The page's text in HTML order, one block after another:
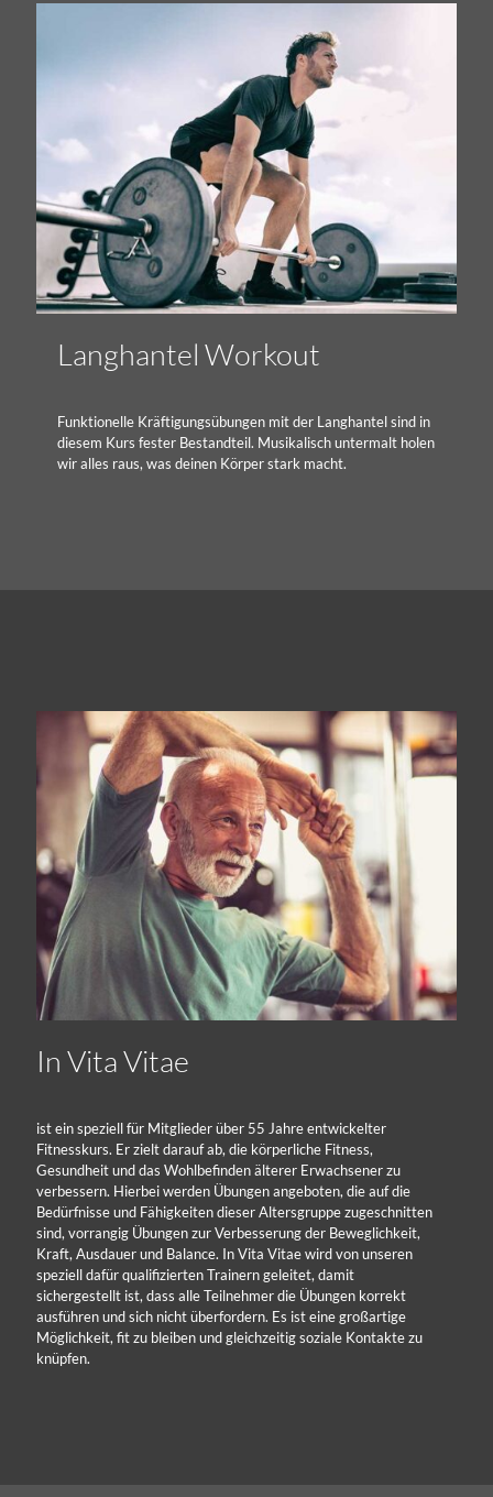
Langhantel Workout
Funktionelle Kräftigungsübungen mit der Langhantel sind in
diesem Kurs fester Bestandteil. Musikalisch untermalt holen
wir alles raus, was deinen Körper stark macht.
In Vita Vitae
ist ein speziell für Mitglieder über 55 Jahre entwickelter
Fitnesskurs. Er zielt darauf ab, die körperliche Fitness,
Gesundheit und das Wohlbefinden älterer Erwachsener zu
verbessern. Hierbei werden Übungen angeboten, die auf die
Bedürfnisse und Fähigkeiten dieser Altersgruppe zugeschnitten
sind, vorrangig Übungen zur Verbesserung der Beweglichkeit,
Kraft, Ausdauer und Balance. In Vita Vitae wird von unseren
speziell dafür qualifizierten Trainern geleitet, damit
sichergestellt ist, dass alle Teilnehmer die Übungen korrekt
ausführen und sich nicht überfordern. Es ist eine großartige
Möglichkeit, fit zu bleiben und gleichzeitig soziale Kontakte zu
knüpfen.